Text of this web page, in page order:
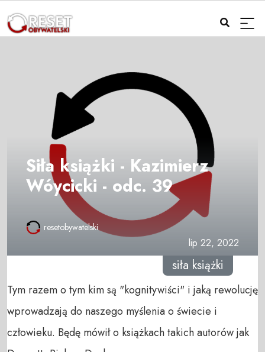
Siła książki - Kazimierz
Wóycicki - odc. 39
resetobywatelski
lip 22, 2022
siła książki
Tym razem o tym kim są "kognitywiści" i jaką rewolucję
wprowadzają do naszego myślenia o świecie i
człowieku. Będę mówił o książkach takich autorów jak